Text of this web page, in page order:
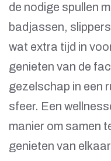
de nodige spullen
badjassen,
wat extra tijd in
genieten van de
gezelschap in een
sfeer. Een
manier om samen
genieten van